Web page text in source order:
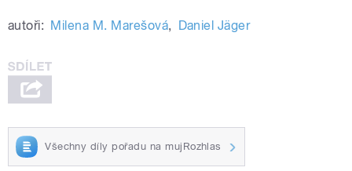
autoři: Milena M. Marešová, Daniel Jäger
Všechny díly pořadu na mujRozhlas